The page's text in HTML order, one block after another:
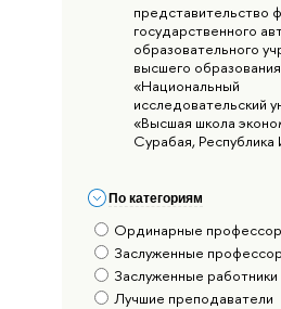
представительство
государственного
образовательного
высшего образования
«Национальный
исследовательский
«Высшая школа
Сурабая,
По категориям
Ординарные
Заслуженные
Заслуженные работники
Лучшие преподаватели